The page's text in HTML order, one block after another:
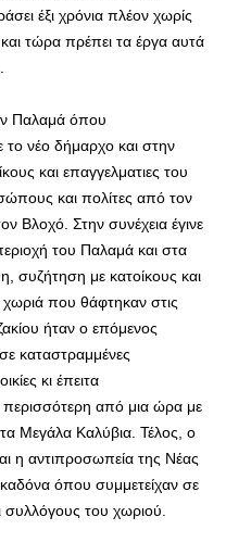
έξι χρόνια πλέον χωρίς
τώρα πρέπει τα έργα αυτά
Παλαμά όπου
νέο δήμαρχο και στην
και επαγγελματιες του
και πολίτες από τον
Βλοχό. Στην συνέχεια έγινε
του Παλαμά και στα
συζήτηση με κατοίκους και
που θάφτηκαν στις
ήταν ο επόμενος
καταστραμμένες
κι έπειτα
από μια ώρα με
Μεγάλα Καλύβια. Τέλος, ο
η αντιπροσωπεία της Νέας
όπου συμμετείχαν σε
συλλόγους του χωριού.